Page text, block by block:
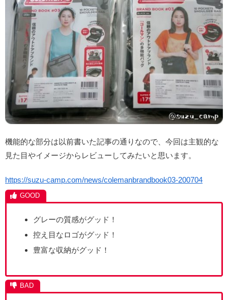
機能的な部分は以前書いた記事の通りなので、今回は主観的な
見た目やイメージからレビューしてみたいと思います。
https://suzu-camp.com/news/colemanbrandbook03-200704
グレーの質感がグッド！
控え目なロゴがグッド！
豊富な収納がグッド！